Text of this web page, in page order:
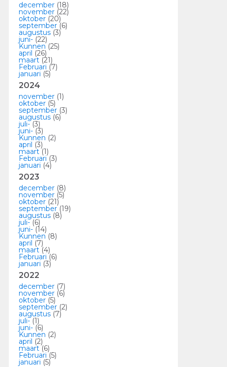
december (18)
november (22)
oktober (20)
september (6)
augustus (3)
juni- (22)
Kunnen(25)
april (26)
maart (21)
Februari (7)
januari (5)
2024
november (1)
oktober (5)
september (3)
augustus (6)
juli-(3)
juni-(3)
Kunnen (2)
april (3)
maart(1)
Februari(3)
januari (4)
2023
december (8)
november (5)
oktober (21)
september(19)
augustus (8)
juli-(6)
juni-(14)
Kunnen (8)
april (7)
maart (4)
Februari (6)
januari (3)
2022
december (7)
november (6)
oktober (5)
september (2)
augustus (7)
juli-(1)
juni-(6)
Kunnen (2)
april (2)
maart(6)
Februari(5)
januari (5)